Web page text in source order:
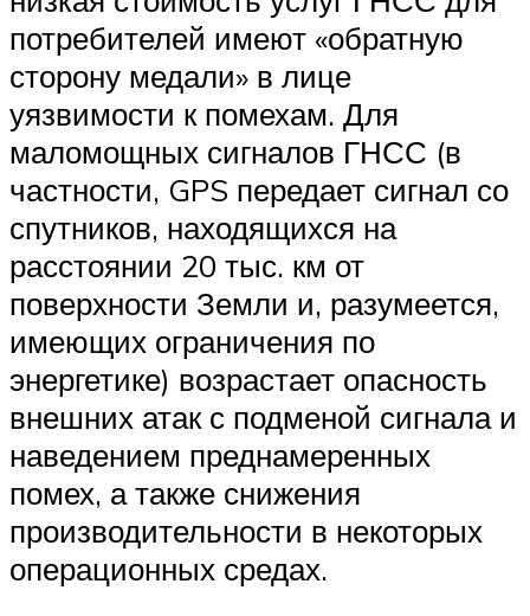
потребителей имеют «обратную
сторону медали» в лице
уязвимости к помехам. Для
маломощных сигналов ГНСС (в
частности, GPS передает сигнал со
спутников, находящихся на
расстоянии 20 тыс. км от
поверхности Земли и, разумеется,
имеющих ограничения по
энергетике) возрастает опасность
внешних атак с подменой сигнала и
наведением преднамеренных
помех, а также снижения
производительности в некоторых
операционных средах.